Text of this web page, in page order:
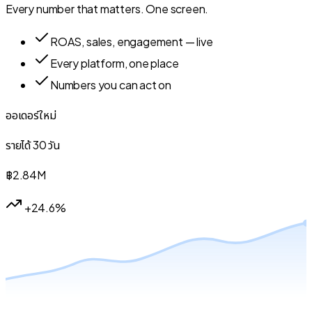
Every number that matters. One screen.
ROAS, sales, engagement — live
Every platform, one place
Numbers you can act on
ออเดอร์ใหม่
รายได้ 30 วัน
฿2.84M
+24.6%